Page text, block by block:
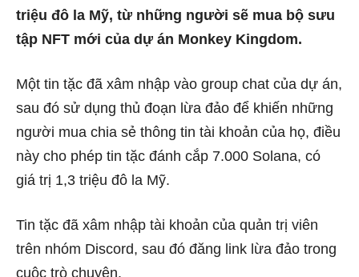
triệu đô la Mỹ, từ những người sẽ mua bộ sưu
tập NFT mới của dự án Monkey Kingdom.
Một tin tặc đã xâm nhập vào group chat của dự án,
sau đó sử dụng thủ đoạn lừa đảo để khiến những
người mua chia sẻ thông tin tài khoản của họ, điều
này cho phép tin tặc đánh cắp 7.000 Solana, có
giá trị 1,3 triệu đô la Mỹ.
Tin tặc đã xâm nhập tài khoản của quản trị viên
trên nhóm Discord, sau đó đăng link lừa đảo trong
cuộc trò chuyện.